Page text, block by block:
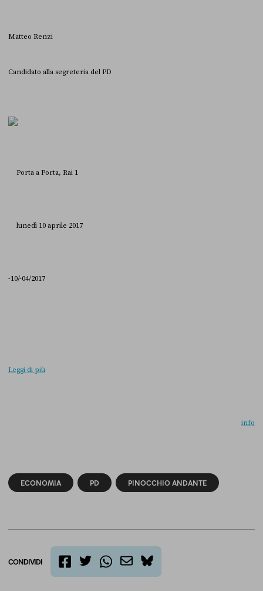
Matteo Renzi
Candidato alla segreteria del PD
Porta a Porta, Rai 1
lunedì 10 aprile 2017
-10/-04/2017
Leggi di più
info
ECONOMIA PD PINOCCHIO ANDANTE
CONDIVIDI
bluesky